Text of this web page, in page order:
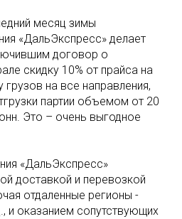
месяц зимы
«ДальЭкспресс» делает
договор о
скидку 10% от прайса на
на все направления,
партии объемом от 20
Это – очень выгодное
«ДальЭкспресс»
доставкой и перевозкой
отдаленные регионы -
и оказанием сопутствующих